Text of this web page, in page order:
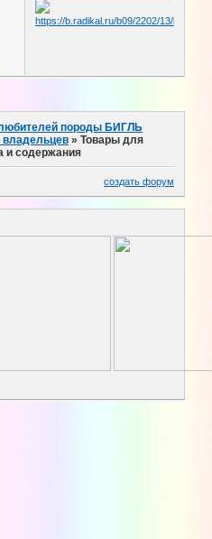
породы БИГЛЬ
»Товары для
и содержания
создать форум